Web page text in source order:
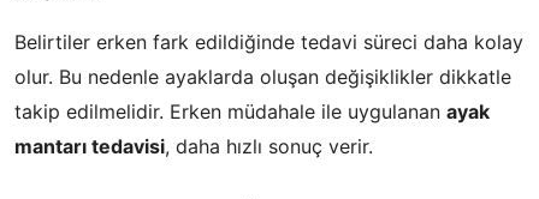
Belirtiler erken fark edildiğinde tedavi süreci daha kolay
olur. Bu nedenle ayaklarda oluşan değişiklikler dikkatle
takip edilmelidir. Erken müdahale ile uygulanan ayak
mantarı tedavisi, daha hızlı sonuç verir.